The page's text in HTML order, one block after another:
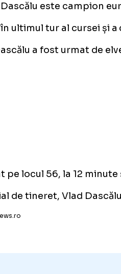
este campion
ultimul tur al cursei și
a fost urmat de
pe locul 56, la 12
de tineret, Vlad